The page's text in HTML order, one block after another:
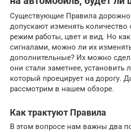
Существующие Правила
допускают изменять количество
режим работы, цвет и вид. Но
сигналами, можно ли их
дополнительные? Их можно
они стали заметнее, установить
который проецирует на дорогу.
рассмотрим в нашем обзоре.
Как трактуют Правила
В этом вопросе нам важны два